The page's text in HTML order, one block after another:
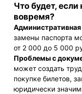
Что будет, если
вовремя?
Административная
замены паспорта
от 2 000 до 5 000
Проблемы с
может создать
покупке билетов,
юридически